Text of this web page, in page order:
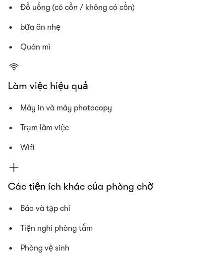
Đồ uống (có cồn / không có cồn)
bữa ăn nhẹ
Quán mì
Làm việc hiệu quả
Máy in và máy photocopy
Trạm làm việc
Wifi
Các tiện ích khác của phòng chờ
Báo và tạp chí
Tiện nghi phòng tắm
Phòng vệ sinh